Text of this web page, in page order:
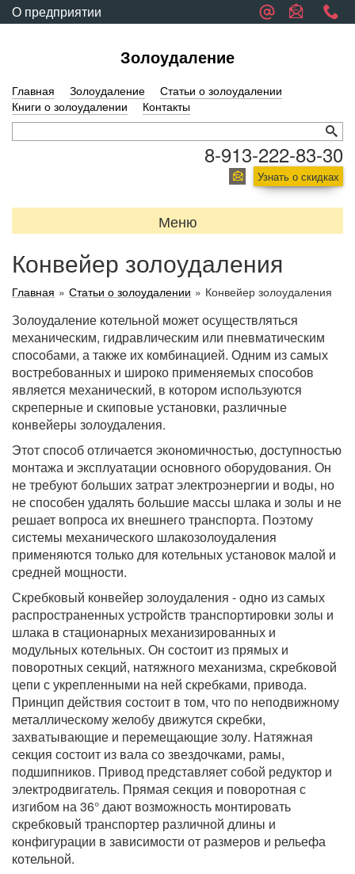
О предприятии
Золоудаление
Главная Золоудаление
Статьи о золоудалении
Книги о золоудалении
Контакты
8-913-222-83-30
Узнать о скидках
Меню
Конвейер золоудаления
Главная » Статьи о золоудалении » Конвейер золоудаления
Золоудаление котельной может осуществляться
механическим, гидравлическим или пневматическим
способами, а также их комбинацией. Одним из самых
востребованных и широко применяемых способов
является механический, в котором используются
скреперные и скиповые установки, различные
конвейеры золоудаления.
Этот способ отличается экономичностью, доступностью
монтажа и эксплуатации основного оборудования. Он
не требуют больших затрат электроэнергии и воды, но
не способен удалять большие массы шлака и золы и не
решает вопроса их внешнего транспорта. Поэтому
системы механического шлакозолоудаления
применяются только для котельных установок малой и
средней мощности.
Скребковый конвейер золоудаления - одно из самых
распространенных устройств транспортировки золы и
шлака в стационарных механизированных и
модульных котельных. Он состоит из прямых и
поворотных секций, натяжного механизма, скребковой
цепи с укрепленными на ней скребками, привода.
Принцип действия состоит в том, что по неподвижному
металлическому желобу движутся скребки,
захватывающие и перемещающие золу. Натяжная
секция состоит из вала со звездочками, рамы,
подшипников. Привод представляет собой редуктор и
электродвигатель. Прямая секция и поворотная с
изгибом на 36° дают возможность монтировать
скребковый транспортер различной длины и
конфигурации в зависимости от размеров и рельефа
котельной.